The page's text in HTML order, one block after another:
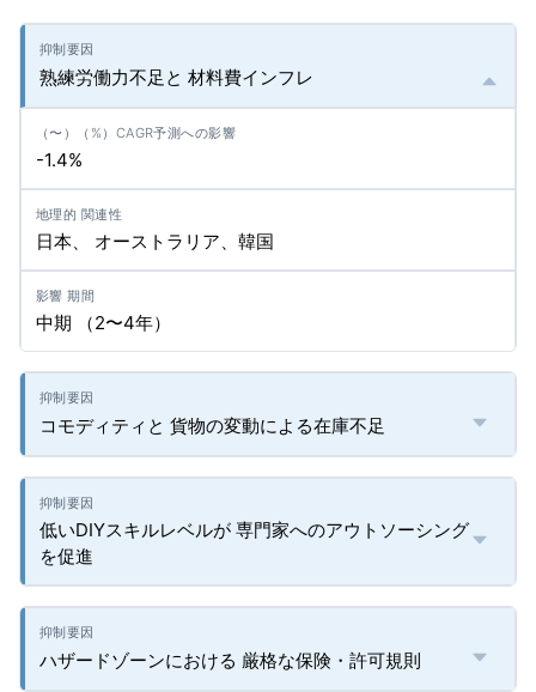
熟練労働力不足と 材料費インフレ
-1.4%
日本、 オーストラリア、韓国
中期 （2〜4年）
コモディティと 貨物の変動による在庫不足
低いDIYスキルレベルが 専門家へのアウトソーシング
を促進
ハザードゾーンにおける 厳格な保険・許可規則